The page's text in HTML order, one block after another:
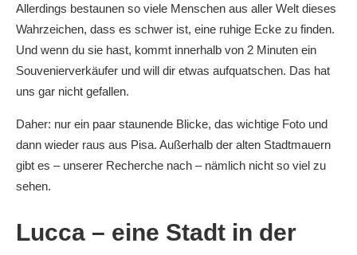
Allerdings bestaunen so viele Menschen aus aller Welt dieses
Wahrzeichen, dass es schwer ist, eine ruhige Ecke zu finden.
Und wenn du sie hast, kommt innerhalb von 2 Minuten ein
Souvenierverkäufer und will dir etwas aufquatschen. Das hat
uns gar nicht gefallen.
Daher: nur ein paar staunende Blicke, das wichtige Foto und
dann wieder raus aus Pisa. Außerhalb der alten Stadtmauern
gibt es – unserer Recherche nach – nämlich nicht so viel zu
sehen.
Lucca – eine Stadt in der